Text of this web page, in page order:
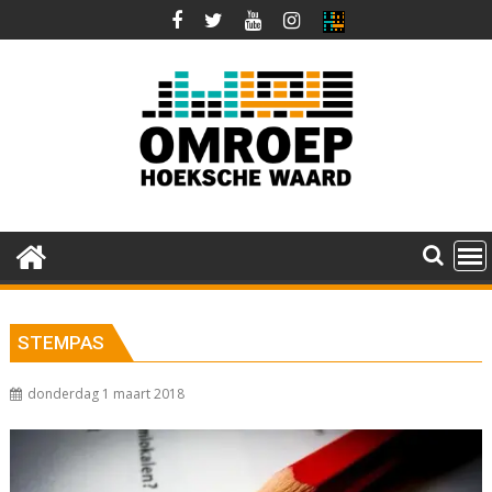
naar
STEMPAS
donderdag 1 maart 2018